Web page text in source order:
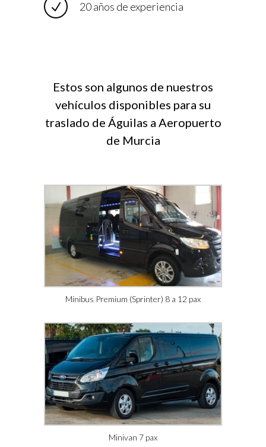
20 años de experiencia
Estos son algunos de nuestros
vehículos disponibles para su
traslado de Águilas a Aeropuerto
de Murcia
Minibus Premium (Sprinter) 8 a 12 pax
Minivan 7 pax